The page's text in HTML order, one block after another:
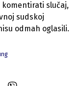
komentirati slučaj,
sudskoj
odmah oglasili.